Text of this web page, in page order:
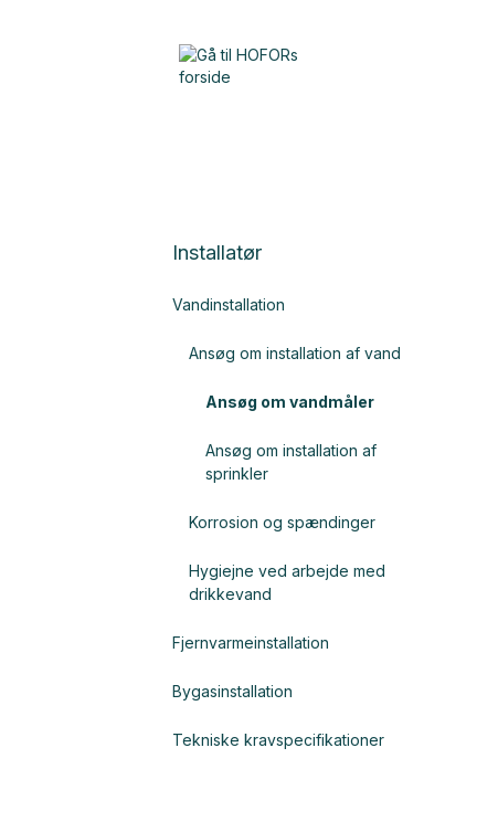
Installatør
Vandinstallation
Ansøg om installation af vand
Ansøg om vandmåler
Ansøg om installation af
sprinkler
Korrosion og spændinger
Hygiejne ved arbejde med
drikkevand
Fjernvarmeinstallation
Bygasinstallation
Tekniske kravspecifikationer